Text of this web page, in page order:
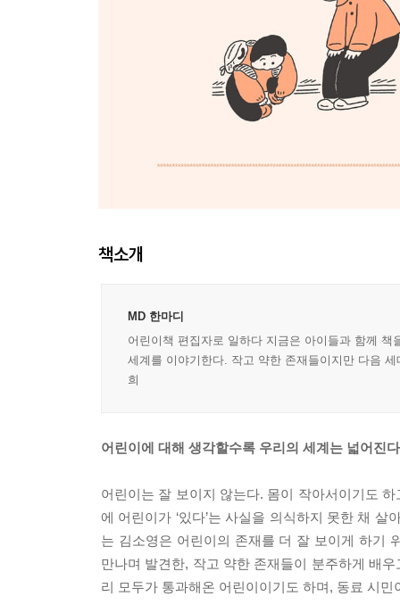
책소개
MD 한마디
어린이책 편집자로 일하다 지금은 아이들과 함께
세계를 이야기한다. 작고 약한 존재들이지만 다음
희
어린이에 대해 생각할수록 우리의 세계는 넓어진다
어린이는 잘 보이지 않는다. 몸이 작아서이기도
에 어린이가 ‘있다’는 사실을 의식하지 못한 채
는 김소영은 어린이의 존재를 더 잘 보이게 하기
만나며 발견한, 작고 약한 존재들이 분주하게 배
리 모두가 통과해온 어린이이기도 하며, 동료 시